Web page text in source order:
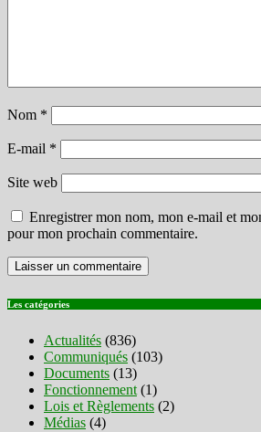
Nom *
E-mail *
Site web
Enregistrer mon nom, mon e-mail et
pour mon prochain commentaire.
Les catégories
Actualités (836)
Communiqués (103)
Documents (13)
Fonctionnement(1)
Lois et Règlements (2)
Médias (4)